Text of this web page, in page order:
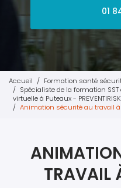
01
Accueil
Formation santé
Spécialiste de la formation
virtuelle à Puteaux - PREVENTIRISK
Animation sécurité au travail à
TRAVAIL